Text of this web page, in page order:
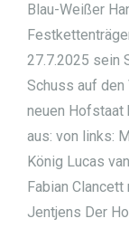
Blau-Weißer
27.7.2025 sein
Schuss auf den
neuen
aus: von links:
König Lucas
Fabian
Jentjens Der